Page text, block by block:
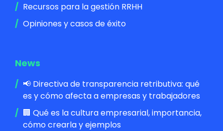
Recursos para la gestión RRHH
Opiniones y casos de éxito
News
📢 Directiva de transparencia retributiva: qué
es y cómo afecta a empresas y trabajadores
🏢 Qué es la cultura empresarial, importancia,
cómo crearla y ejemplos